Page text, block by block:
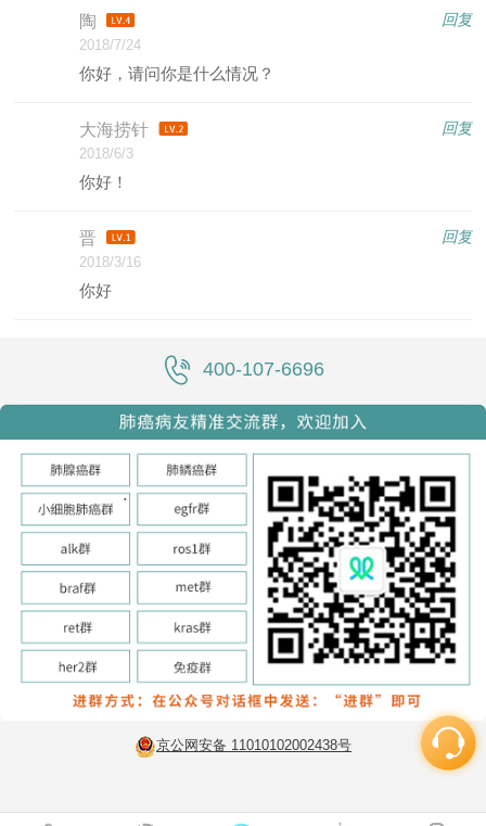
回复
陶
2018/7/24
你好，请问你是什么情况？
回复
大海捞针
2018/6/3
你好！
回复
晋
2018/3/16
你好
400-107-6696
京公网安备 11010102002438号